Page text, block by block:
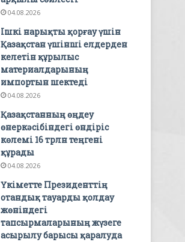
04.08.2026
Ішкі нарықты қорғау үшін
Қазақстан үшінші елдерден
келетін құрылыс
материалдарының
импортын шектеді
04.08.2026
Қазақстанның өңдеу
өнеркәсібіндегі өндіріс
көлемі 16 трлн теңгені
құрады
04.08.2026
Үкіметте Президенттің
отандық тауарды қолдау
жөніндегі
тапсырмаларының жүзеге
асырылу барысы қаралуда